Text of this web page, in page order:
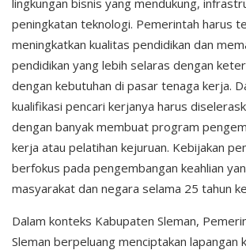
peningkatan teknologi. Pemerintah harus
meningkatkan kualitas pendidikan dan
pendidikan yang lebih selaras dengan
dengan kebutuhan di pasar tenaga kerja.
kualifikasi pencari kerjanya harus
dengan banyak membuat program
kerja atau pelatihan kejuruan. Kebijakan
berfokus pada pengembangan keahlian
masyarakat dan negara selama 25 tahun
Dalam konteks Kabupaten Sleman,
Sleman berpeluang menciptakan lapangan